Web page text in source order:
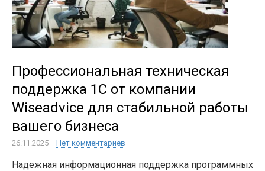
Профессиональная техническая
поддержка 1С от компании
Wiseadvice для стабильной работы
вашего бизнеса
26.11.2025 Нет комментариев
Надежная информационная поддержка программных